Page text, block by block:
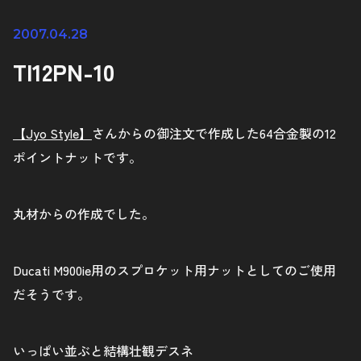
2007.04.28
TI12PN-10
【Jyo Style】 さんからの御注文で作成した64合金製の12
ポイントナットです。
丸材からの作成でした。
Ducati M900ie用のスプロケット用ナットとしてのご使用
だそうです。
いっぱい並ぶと結構壮観デスネ